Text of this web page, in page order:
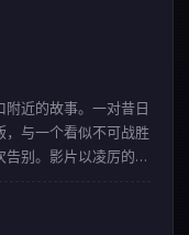
附近的故事。一对昔日
与一个看似不可战胜
别。影片以凌厉的镜